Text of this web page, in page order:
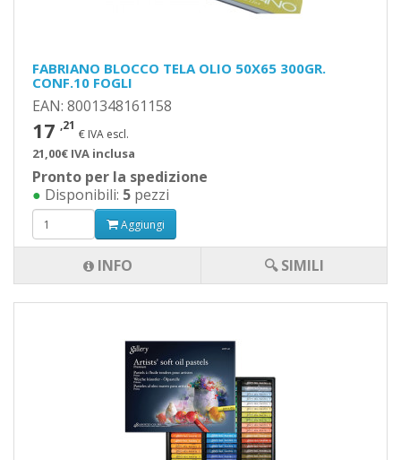
FABRIANO BLOCCO TELA OLIO 50X65 300GR.
CONF.10 FOGLI
EAN: 8001348161158
17 ,21
€ IVA escl.
21,00€ IVA inclusa
Pronto per la spedizione
● Disponibili: 5 pezzi
Aggiungi
INFO 🔍 SIMILI